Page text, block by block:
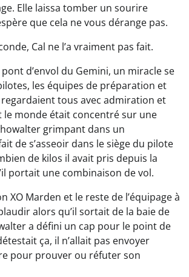
Elle laissa tomber un sourire
que cela ne vous dérange pas.
Cal ne l’a vraiment pas fait.
d’envol du Gemini, un miracle se
les équipes de préparation et
tous avec admiration et
le monde était concentré sur une
grimpant dans un
de s’asseoir dans le siège du pilote
de kilos il avait pris depuis la
portait une combinaison de vol.
XO Marden et le reste de l’équipage à
alors qu’il sortait de la baie de
a défini un cap pour le point de
ça, il n’allait pas envoyer
pour prouver ou réfuter son